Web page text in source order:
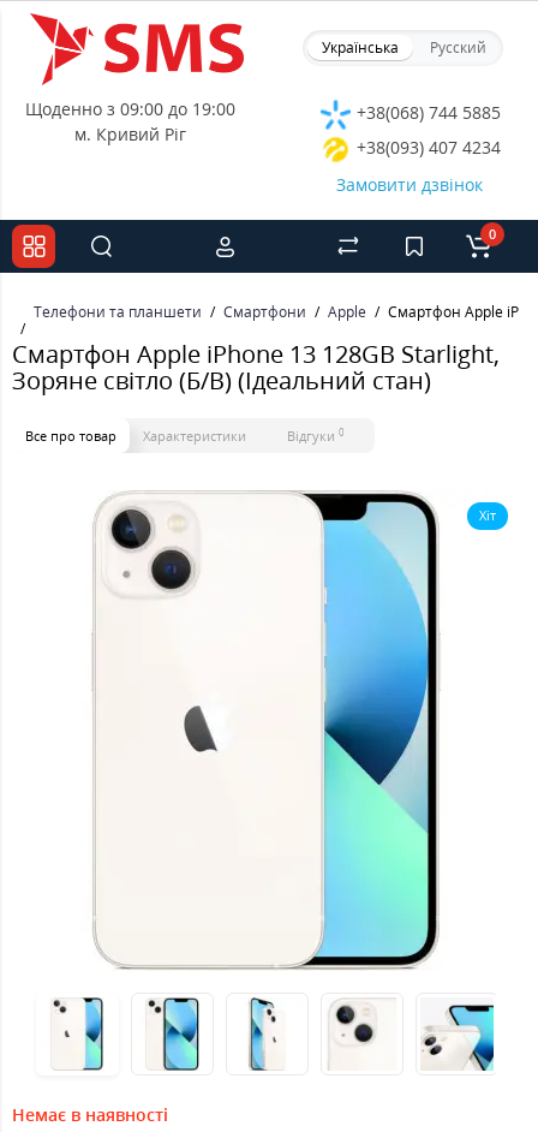
Українська Русский
Щоденно з 09:00 до 19:00
м. Кривий Ріг
+38(068) 744 5885
+38(093) 407 4234
Замовити дзвінок
0
Телефони та планшети Смартфони Apple Смартфон Apple
Смартфон Apple iPhone 13 128GB Starlight,
Зоряне світло (Б/В) (Ідеальний стан)
Все про товар Характеристики Відгуки 0
Хіт
Немає в наявності